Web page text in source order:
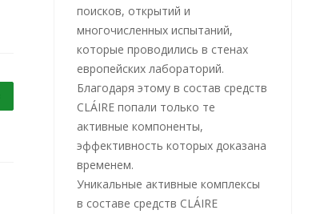
поисков, открытий и
многочисленных испытаний,
которые проводились в стенах
европейских лабораторий.
Благодаря этому в состав средств
CLÁIRE попали только те
активные компоненты,
эффективность которых доказана
временем.
Уникальные активные комплексы
в составе средств CLÁIRE